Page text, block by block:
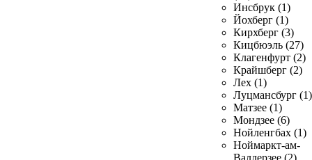
Инсбрук (1)
Йохберг (1)
Кирхберг (3)
Кицбюэль (27)
Клагенфурт (2)
Крайшберг (2)
Лех (1)
Луцмансбург (1)
Матзее (1)
Мондзее (6)
Нойленгбах (1)
Ноймаркт-ам-
Валлерзее (2)